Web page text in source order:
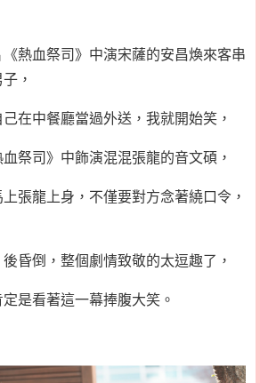
熱血祭司》中演宋薩的安昌煥來客串
，
在中餐廳當過外送，我就開始笑，
祭司》中飾演混混張龍的音文碩，
張龍上身，不僅要對方念著繞口令，
昏倒，整個劇情致敬的太逗趣了，
是看著這一幕捧腹大笑。